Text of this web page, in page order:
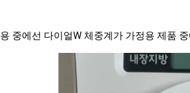
중에선 다이얼W 체중계가 가정용 제품